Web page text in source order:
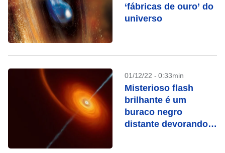
‘fábricas de ouro’ do
universo
01/12/22 - 0:33min
Misterioso flash
brilhante é um
buraco negro
distante devorando